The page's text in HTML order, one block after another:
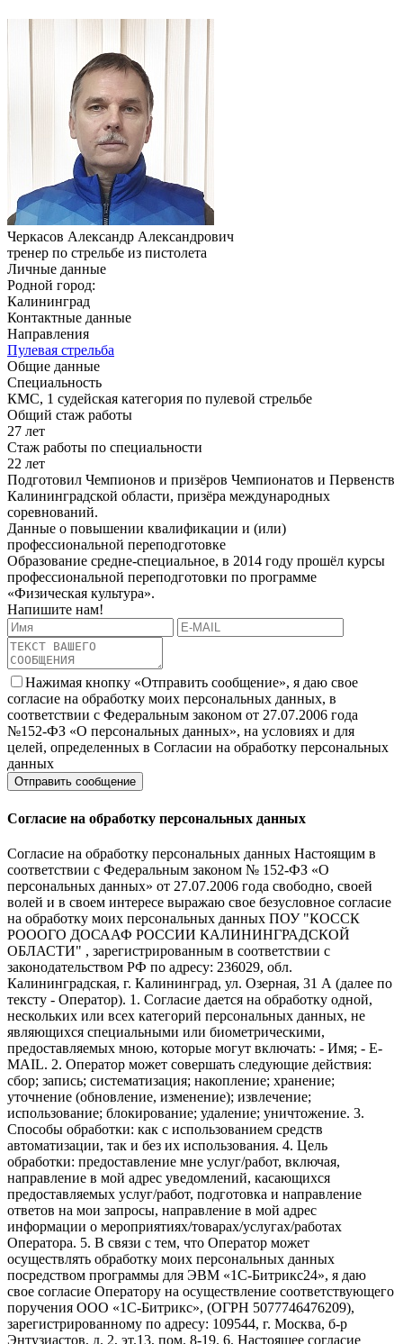
Черкасов Александр Александрович
тренер по стрельбе из пистолета
Личные данные
Родной город:
Калининград
Контактные данные
Направления
Пулевая стрельба
Общие данные
Специальность
КМС, 1 судейская категория по пулевой стрельбе
Общий стаж работы
27 лет
Стаж работы по специальности
22 лет
Подготовил Чемпионов и призёров Чемпионатов и Первенств
Калининградской области, призёра международных
соревнований.
Данные о повышении квалификации и (или)
профессиональной переподготовке
Образование средне-специальное, в 2014 году прошёл курсы
профессиональной переподготовки по программе
«Физическая культура».
Напишите нам!
Нажимая кнопку «Отправить сообщение», я даю свое
согласие на обработку моих персональных данных, в
соответствии с Федеральным законом от 27.07.2006 года
№152-ФЗ «О персональных данных», на условиях и для
целей, определенных в Согласии на обработку персональных
данных
Согласие на обработку персональных данных
Согласие на обработку персональных данных Настоящим в
соответствии с Федеральным законом № 152-ФЗ «О
персональных данных» от 27.07.2006 года свободно, своей
волей и в своем интересе выражаю свое безусловное согласие
на обработку моих персональных данных ПОУ "КОССК
РОООГО ДОСААФ РОССИИ КАЛИНИНГРАДСКОЙ
ОБЛАСТИ" , зарегистрированным в соответствии с
законодательством РФ по адресу: 236029, обл.
Калининградская, г. Калининград, ул. Озерная, 31 А (далее по
тексту - Оператор). 1. Согласие дается на обработку одной,
нескольких или всех категорий персональных данных, не
являющихся специальными или биометрическими,
предоставляемых мною, которые могут включать: - Имя; - E-
MAIL. 2. Оператор может совершать следующие действия:
сбор; запись; систематизация; накопление; хранение;
уточнение (обновление, изменение); извлечение;
использование; блокирование; удаление; уничтожение. 3.
Способы обработки: как с использованием средств
автоматизации, так и без их использования. 4. Цель
обработки: предоставление мне услуг/работ, включая,
направление в мой адрес уведомлений, касающихся
предоставляемых услуг/работ, подготовка и направление
ответов на мои запросы, направление в мой адрес
информации о мероприятиях/товарах/услугах/работах
Оператора. 5. В связи с тем, что Оператор может
осуществлять обработку моих персональных данных
посредством программы для ЭВМ «1С-Битрикс24», я даю
свое согласие Оператору на осуществление соответствующего
поручения ООО «1С-Битрикс», (ОГРН 5077746476209),
зарегистрированному по адресу: 109544, г. Москва, б-р
Энтузиастов, д. 2, эт.13, пом. 8-19. 6. Настоящее согласие